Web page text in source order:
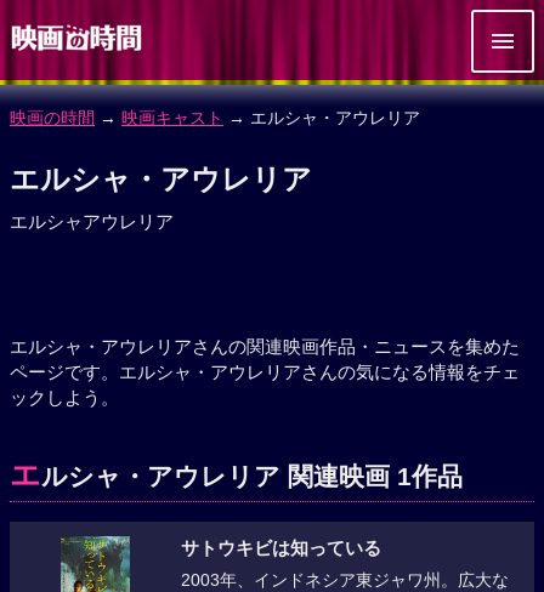
映画の時間 → 映画キャスト → エルシャ・アウレリア
エルシャ・アウレリア
エルシャアウレリア
エルシャ・アウレリアさんの関連映画作品・ニュースを集めた
ページです。エルシャ・アウレリアさんの気になる情報をチェ
ックしよう。
エルシャ・アウレリア 関連映画 1作品
サトウキビは知っている
2003年、インドネシア東ジャワ州。広大な